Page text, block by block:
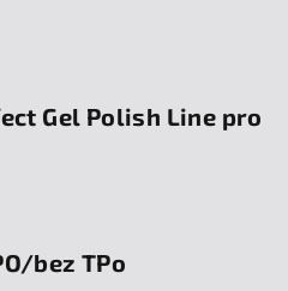
Gel Polish Line pro
bez TPo